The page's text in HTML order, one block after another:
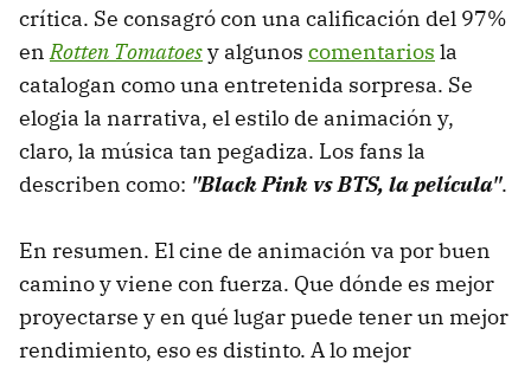
crítica. Se consagró con una calificación del 97%
enRotten Tomatoesy algunos comentarios la
catalogan como una entretenida sorpresa. Se
elogia la narrativa, el estilo de animación y,
claro, la música tan pegadiza. Los fans la
describen como: "Black Pink vs BTS, la película".
En resumen. El cine de animación va por buen
camino y viene con fuerza. Que dónde es mejor
proyectarse y en qué lugar puede tener un mejor
rendimiento, eso es distinto. A lo mejor